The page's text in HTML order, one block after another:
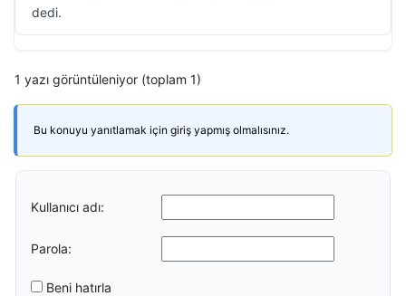
dedi.
1 yazı görüntüleniyor (toplam 1)
Bu konuyu yanıtlamak için giriş yapmış olmalısınız.
Kullanıcı adı:
Parola:
Beni hatırla